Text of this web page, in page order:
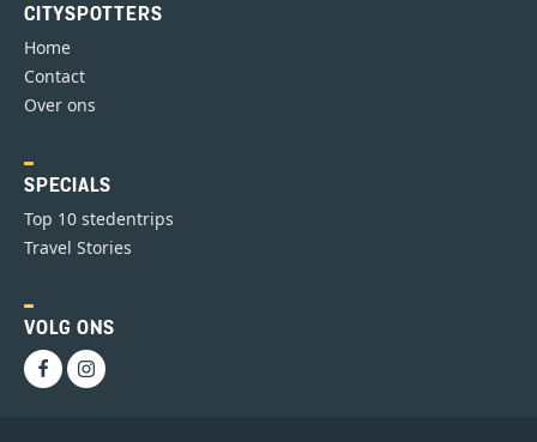
CITYSPOTTERS
Home
Contact
Over ons
SPECIALS
Top 10 stedentrips
Travel Stories
VOLG ONS